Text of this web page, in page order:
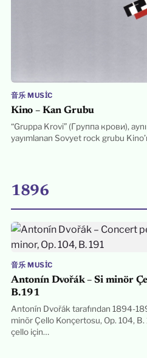
音乐 MUSIC
Kino – Kan Grubu
“Gruppa Krovi” (Группа крови),
yayımlanan Sovyet rock grubu
1896
音乐 MUSIC
Antonín Dvořák – Si minör
B.191
Antonín Dvořák tarafından 1894-
minör Çello Konçertosu, Op. 104, B.
çello için…